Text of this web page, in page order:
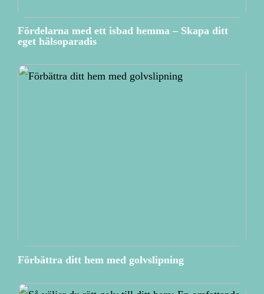
Fördelarna med ett isbad hemma – Skapa ditt
eget hälsoparadis
Förbättra ditt hem med golvslipning